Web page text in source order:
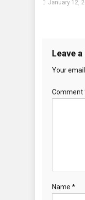
January 12,
Leave a
Your
Comment
Name *